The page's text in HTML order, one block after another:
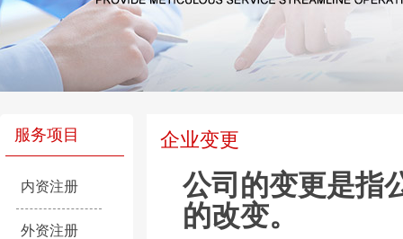
服务项目
内资注册
外资注册
企业变更
公司的变更是指
的改变。